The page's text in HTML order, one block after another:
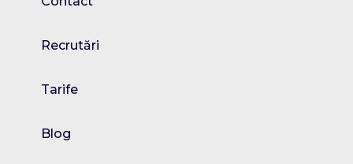
Recrutări
Tarife
Blog